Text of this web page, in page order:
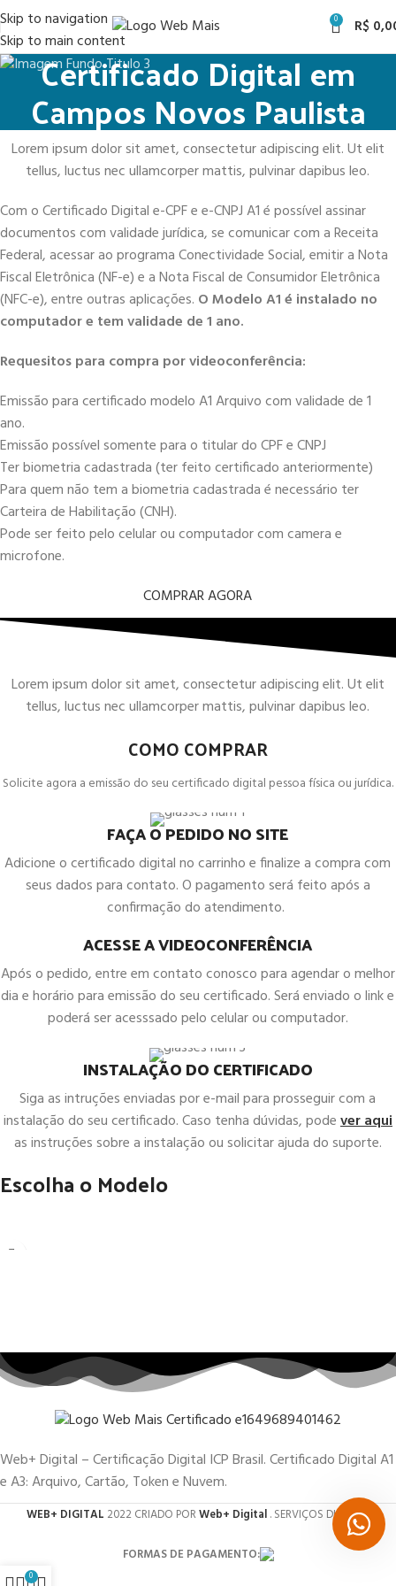
Skip to navigation
Skip to main content
0 R$
Certificado Digital em
Campos Novos Paulista
Lorem ipsum dolor sit amet, consectetur adipiscing elit. Ut elit
tellus, luctus nec ullamcorper mattis, pulvinar dapibus leo.
Com o Certificado Digital e-CPF e e-CNPJ A1 é possível assinar
documentos com validade jurídica, se comunicar com a Receita
Federal, acessar ao programa Conectividade Social, emitir a Nota
Fiscal Eletrônica (NF-e) e a Nota Fiscal de Consumidor Eletrônica
(NFC-e), entre outras aplicações. O Modelo A1 é instalado no
computador e tem validade de 1 ano.
Requesitos para compra por videoconferência:
Emissão para certificado modelo A1 Arquivo com validade de 1
ano.
Emissão possível somente para o titular do CPF e CNPJ
Ter biometria cadastrada (ter feito certificado anteriormente)
Para quem não tem a biometria cadastrada é necessário ter
Carteira de Habilitação (CNH).
Pode ser feito pelo celular ou computador com camera e
microfone.
COMPRAR AGORA
Lorem ipsum dolor sit amet, consectetur adipiscing elit. Ut elit
tellus, luctus nec ullamcorper mattis, pulvinar dapibus leo.
COMO COMPRAR
Solicite agora a emissão do seu certificado digital pessoa física ou jurídica.
FAÇA O PEDIDO NO SITE
Adicione o certificado digital no carrinho e finalize a compra com
seus dados para contato. O pagamento será feito após a
confirmação do atendimento.
ACESSE A VIDEOCONFERÊNCIA
Após o pedido, entre em contato conosco para agendar o melhor
dia e horário para emissão do seu certificado. Será enviado o link e
poderá ser acesssado pelo celular ou computador.
INSTALAÇÃO DO CERTIFICADO
Siga as intruções enviadas por e-mail para prosseguir com a
instalação do seu certificado. Caso tenha dúvidas, podever aqui
as instruções sobre a instalação ou solicitar ajuda do suporte.
Escolha o Modelo
Web+ Digital – Certificação Digital ICP Brasil. Certificado Digital A1
e A3: Arquivo, Cartão, Token e Nuvem.
WEB+ DIGITAL 2022 CRIADO PORWeb+ Digital. SERVIÇOS DIGITAIS.
FORMAS DE PAGAMENTO:
0